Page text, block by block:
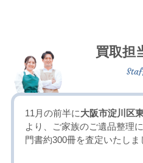
買取担
11月の前半に大阪市淀川区
より、ご家族のご遺品整理
門書約300冊を査定いたしま